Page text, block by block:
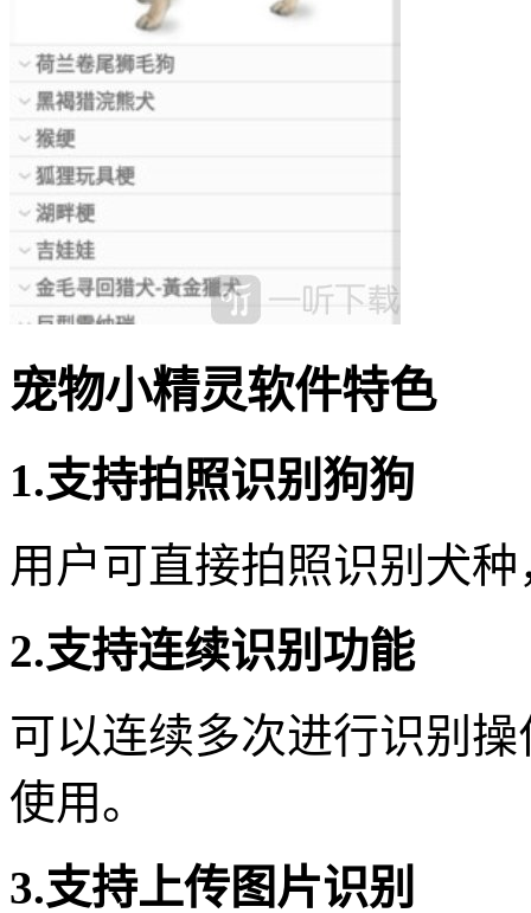
宠物小精灵软件特色
1.支持拍照识别狗狗
用户可直接拍照识别犬
2.支持连续识别功能
可以连续多次进行识别
使用。
3.支持上传图片识别